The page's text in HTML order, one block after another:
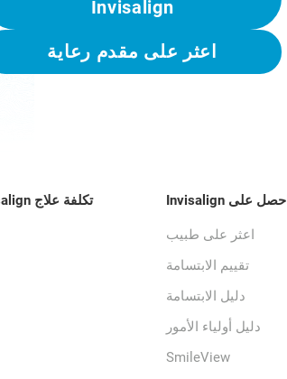
Invisalign
اعثر على مقدم رعاية
تكلفة علاج Invisalign احصل على Invisalign
اعثر على طبيب
تقييم الابتسامة
دليل الابتسامة
دليل أولياء الأمور
SmileView